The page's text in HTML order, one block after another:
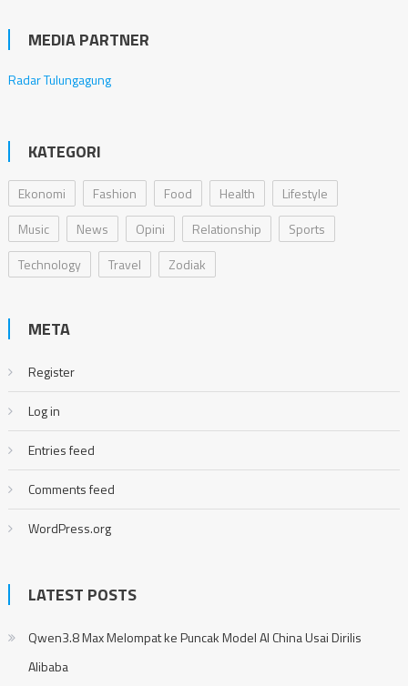
MEDIA PARTNER
Radar Tulungagung
KATEGORI
Ekonomi Fashion Food Health
Lifestyle
Music
News Opini Relationship
Sports
Technology
Travel Zodiak
META
Register
Log in
Entries feed
Comments feed
WordPress.org
LATEST POSTS
Qwen3.8 Max Melompat ke Puncak Model AI China Usai Dirilis
Alibaba